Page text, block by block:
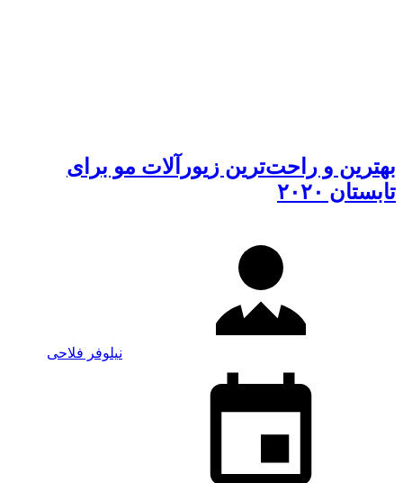
بهترین و راحت‌ترین زیورآلات مو برای
تابستان ۲۰۲۰
نیلوفر فلاحی